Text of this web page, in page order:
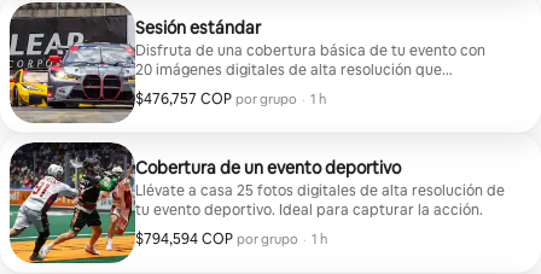
Sesión estándar
Disfruta de una cobertura básica de tu evento con
20 imágenes digitales de alta resolución que
atesorarás para siempre.
$476,757 COP por grupo
$476,757 COP por grupo
, · 1 h
Cobertura de un evento deportivo
Llévate a casa 25 fotos digitales de alta resolución de
tu evento deportivo. Ideal para capturar la acción.
$794,594 COP por grupo
$794,594 COP por grupo
, · 1 h